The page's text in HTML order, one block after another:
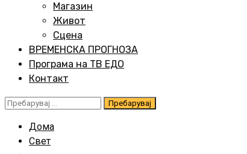
Магазин
Живот
Сцена
ВРЕМЕНСКА ПРОГНОЗА
Програма на ТВ ЕДО
Контакт
Пребарувај
Дома
Свет